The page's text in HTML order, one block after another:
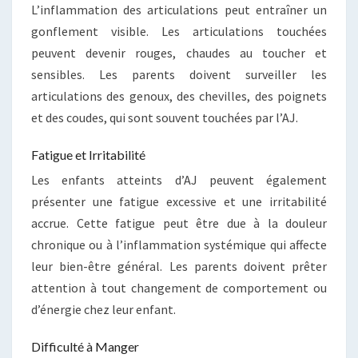
L’inflammation des articulations peut entraîner un
gonflement visible. Les articulations touchées
peuvent devenir rouges, chaudes au toucher et
sensibles. Les parents doivent surveiller les
articulations des genoux, des chevilles, des poignets
et des coudes, qui sont souvent touchées par l’AJ.
Fatigue et Irritabilité
Les enfants atteints d’AJ peuvent également
présenter une fatigue excessive et une irritabilité
accrue. Cette fatigue peut être due à la douleur
chronique ou à l’inflammation systémique qui affecte
leur bien-être général. Les parents doivent prêter
attention à tout changement de comportement ou
d’énergie chez leur enfant.
Difficulté à Manger